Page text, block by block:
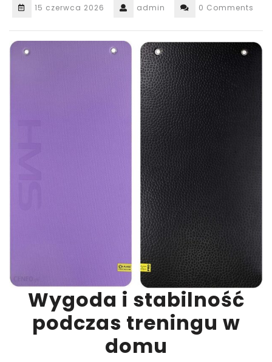
15 czerwca 2026 admin 0 Comments
Wygoda i stabilność
podczas treningu w
domu